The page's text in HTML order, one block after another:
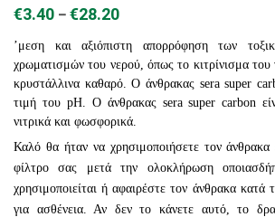
€3.40 –€28.20Price
range:
€3.40
through
€28.20
’μεση και αξιόπιστη απορρόφηση των
χρωματισμών του νερού, όπως το κιτρίνισμα του
κρυστάλλινα καθαρό. Ο άνθρακας sera super
τιμή του pH. Ο άνθρακας sera super carbon
νιτρικά και φωσφορικά.
Καλό θα ήταν να χρησιμοποιήσετε τον
φίλτρο σας μετά την ολοκλήρωση
χρησιμοποιείται ή αφαιρέστε τον άνθρακα κατά
για ασθένεια. Αν δεν το κάνετε αυτό, το